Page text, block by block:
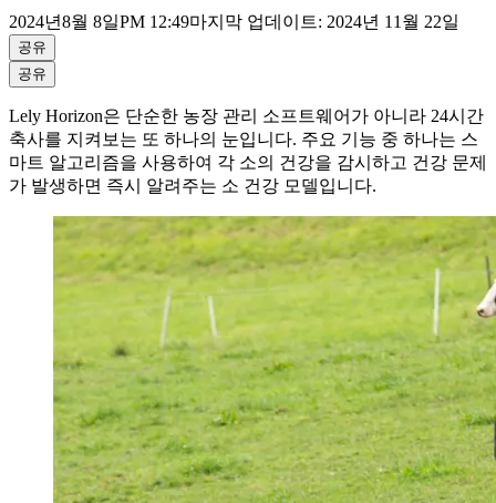
2024년8월 8일PM 12:49마지막 업데이트: 2024년 11월 22일
공유
공유
Lely Horizon은 단순한 농장 관리 소프트웨어가 아니라 24시간
축사를 지켜보는 또 하나의 눈입니다. 주요 기능 중 하나는 스
마트 알고리즘을 사용하여 각 소의 건강을 감시하고 건강 문제
가 발생하면 즉시 알려주는 소 건강 모델입니다.